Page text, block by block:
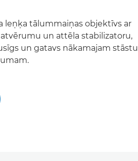
leņķa tālummaiņas objektīvs ar
un attēla stabilizatoru,
un gatavs nākamajam stāstu